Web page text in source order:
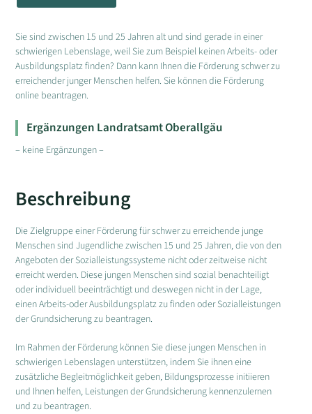
Sie sind zwischen 15 und 25 Jahren alt und sind gerade in einer
schwierigen Lebenslage, weil Sie zum Beispiel keinen Arbeits- oder
Ausbildungsplatz finden? Dann kann Ihnen die Förderung schwer zu
erreichender junger Menschen helfen. Sie können die Förderung
online beantragen.
Ergänzungen Landratsamt Oberallgäu
– keine Ergänzungen –
Beschreibung
Die Zielgruppe einer Förderung für schwer zu erreichende junge
Menschen sind Jugendliche zwischen 15 und 25 Jahren, die von den
Angeboten der Sozialleistungssysteme nicht oder zeitweise nicht
erreicht werden. Diese jungen Menschen sind sozial benachteiligt
oder individuell beeinträchtigt und deswegen nicht in der Lage,
einen Arbeits-oder Ausbildungsplatz zu finden oder Sozialleistungen
der Grundsicherung zu beantragen.
Im Rahmen der Förderung können Sie diese jungen Menschen in
schwierigen Lebenslagen unterstützen, indem Sie ihnen eine
zusätzliche Begleitmöglichkeit geben, Bildungsprozesse initiieren
und Ihnen helfen, Leistungen der Grundsicherung kennenzulernen
und zu beantragen.